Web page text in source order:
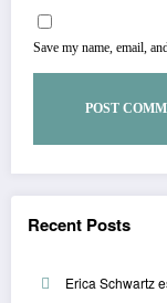
Save my name, email,
Recent Posts
Erica Schwartz